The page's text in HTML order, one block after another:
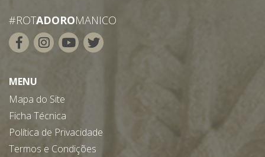
#ROTADOROMANICO
MENU
Mapa do Site
Ficha Técnica
Política de Privacidade
Termos e Condições